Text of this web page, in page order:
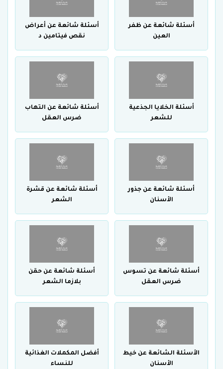
أسئلة شائعة عن ظفر
العين
أسئلة شائعة عن أعراض
نقص فيتامين د
أسئلة الخلايا الجذعية
للشعر
أسئلة شائعة عن التهاب
ضرس العقل
أسئلة شائعة عن جذور
الأسنان
أسئلة شائعة عن قشرة
الشعر
أسئلة شائعة عن تسوس
ضرس العقل
أسئلة شائعة عن حقن
بلازما الشعر
الأسئلة الشائعة عن خيط
الأسنان
أفضل المكملات الغذائية
للنساء